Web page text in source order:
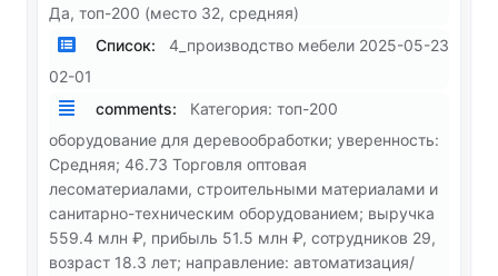
Да, топ-200 (место 32, средняя)
Список:
4_производство мебели 2025-05-23
02-01
comments:
Категория: топ-200
оборудование для деревообработки; уверенность:
Средняя; 46.73 Торговля оптовая
лесоматериалами, строительными материалами и
санитарно-техническим оборудованием; выручка
559.4 млн ₽, прибыль 51.5 млн ₽, сотрудников 29,
возраст 18.3 лет; направление: автоматизация/